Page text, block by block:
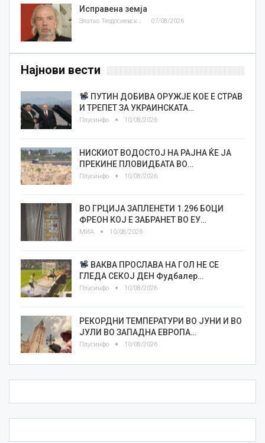
Исправена земја
Златко Теодосиевски 07/08/2026
Најнови вести
ПУТИН ДОБИВА ОРУЖЈЕ КОЕ Е СТРАВ
И ТРЕПЕТ ЗА УКРАИНСКАТА…
Плусинфо 10/08/2026
НИСКИОТ ВОДОСТОЈ НА РАЈНА ЌЕ ЈА
ПРЕКИНЕ ПЛОВИДБАТА ВО…
Плусинфо 10/08/2026
ВО ГРЦИЈА ЗАПЛЕНЕТИ 1.296 БОЦИ
ФРЕОН КОЈ Е ЗАБРАНЕТ ВО ЕУ…
МИА 10/08/2026
ВАКВА ПРОСЛАВА НА ГОЛ НЕ СЕ
ГЛЕДА СЕКОЈ ДЕН Фудбалер…
Плусинфо 10/08/2026
РЕКОРДНИ ТЕМПЕРАТУРИ ВО ЈУНИ И ВО
ЈУЛИ ВО ЗАПАДНА ЕВРОПА…
Плусинфо 10/08/2026